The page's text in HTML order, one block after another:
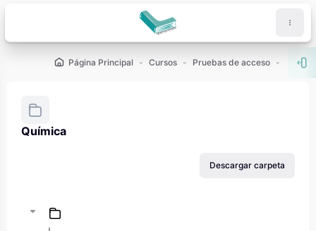
Página Principal Cursos Pruebas de acceso PAU -
Química
Descargar carpeta